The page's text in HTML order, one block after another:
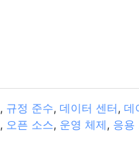
, 규정 준수, 데이터 센터, 데
, 오픈 소스, 운영 체제, 응용